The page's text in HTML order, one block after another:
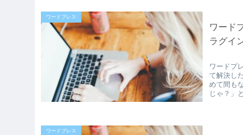
ワードプレス
ワード
ラグイ
ワードプ
て解決し
めて間も
じゃ？」
ワードプレス